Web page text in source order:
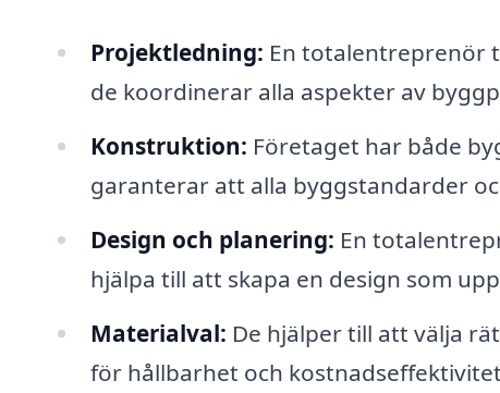
Projektledning: En totalentreprenör
de koordinerar alla aspekter av
Konstruktion: Företaget har både
garanterar att alla byggstandarder
Design och planering: En
hjälpa till att skapa en design som
Materialval: De hjälper till att välja
för hållbarhet och